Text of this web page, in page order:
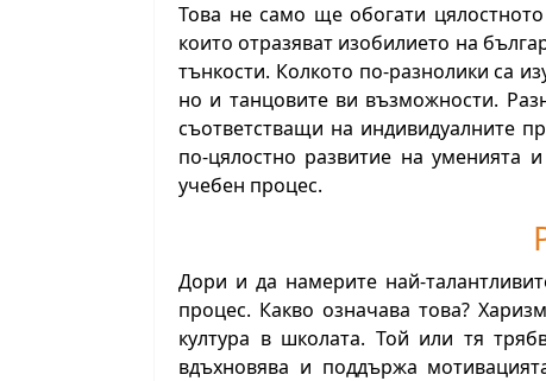
Това не само ще обогати
които отразяват изобилието на
тънкости. Колкото по-разнолики са
но и танцовите ви възможности.
съответстващи на индивидуалните
по-цялостно развитие на уменията
учебен процес.
Дори и да намерите най-
процес. Какво означава това?
култура в школата. Той или тя
вдъхновява и поддържа